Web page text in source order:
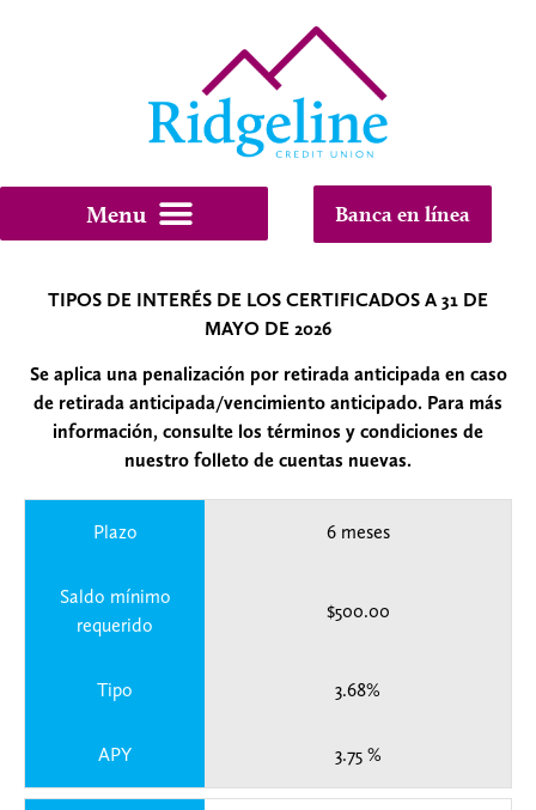
Banca en línea
TIPOS DE INTERÉS DE LOS CERTIFICADOS A 31 DE
MAYO DE 2026
Se aplica una penalización por retirada anticipada en caso
de retirada anticipada/vencimiento anticipado. Para más
información, consulte los términos y condiciones de
nuestro folleto de cuentas nuevas.
Plazo 6 meses
Saldo mínimo
requerido
$500.00
Tipo 3.68%
APY 3.75 %